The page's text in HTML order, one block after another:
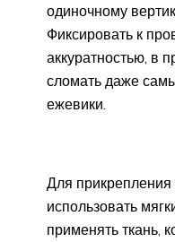
одиночному
Фиксировать к
аккуратностью, в
сломать даже
ежевики.
Для прикрепления
использовать
применять ткань,